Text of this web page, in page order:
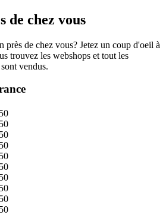
de chez vous
près de chez vous? Jetez un coup d'oeil à
trouvez les webshops et tout les
vendus.